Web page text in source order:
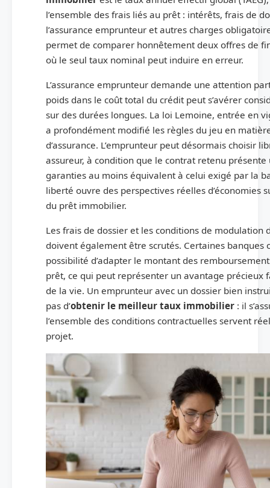
l’ensemble des frais liés au prêt : intérêts, frais de
l’assurance emprunteur et autres charges
permet de comparer honnêtement deux offres de
où le seul taux nominal peut induire en erreur.
L’assurance emprunteur demande une attention
poids dans le coût total du crédit peut s’avérer
sur des durées longues. La loi Lemoine, entrée en
a profondément modifié les règles du jeu en
d’assurance. L’emprunteur peut désormais choisir
assureur, à condition que le contrat retenu présente
garanties au moins équivalent à celui exigé par la
liberté ouvre des perspectives réelles d’économies
du prêt immobilier.
Les frais de dossier et les conditions de modulation
doivent également être scrutés. Certaines banques
possibilité d’adapter le montant des
prêt, ce qui peut représenter un avantage précieux
de la vie. Un emprunteur avec un dossier bien
pas d’obtenir le meilleur taux immobilier : il
l’ensemble des conditions contractuelles servent
projet.